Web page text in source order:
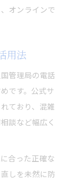
オンラインで
用法
管理局の電話
です。公式サ
ており、混雑
談など幅広く
合った正確な
しを未然に防